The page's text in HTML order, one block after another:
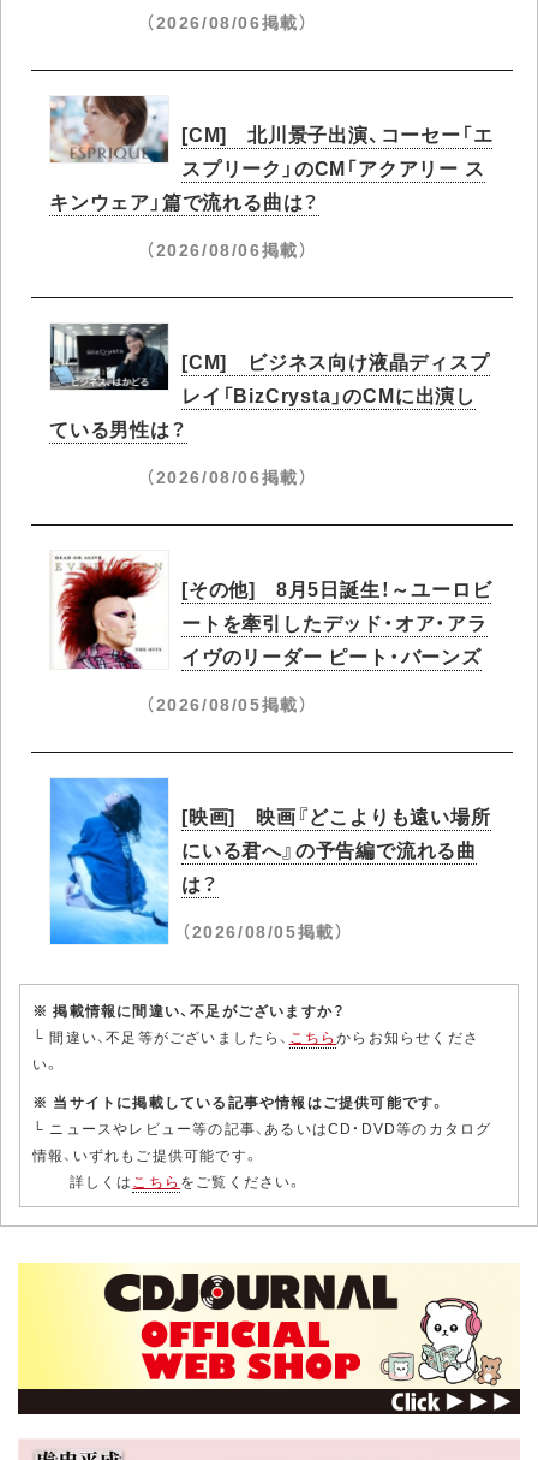
（2026/08/06掲載）
[CM] 北川景子出演、コーセー「エ
スプリーク」のCM「アクアリー ス
キンウェア」篇で流れる曲は？
（2026/08/06掲載）
[CM] ビジネス向け液晶ディスプ
レイ「BizCrysta」のCMに出演し
ている男性は？
（2026/08/06掲載）
[その他] 8月5日誕生！～ユーロビ
ートを牽引したデッド・オア・アラ
イヴのリーダー ピート・バーンズ
（2026/08/05掲載）
[映画] 映画『どこよりも遠い場所
にいる君へ』の予告編で流れる曲
は？
（2026/08/05掲載）
※ 掲載情報に間違い、不足がございますか？
└ 間違い、不足等がございましたら、 こちらからお知らせくださ
い。
※ 当サイトに掲載している記事や情報はご提供可能です。
└ ニュースやレビュー等の記事、あるいはCD・DVD等のカタログ
情報、いずれもご提供可能です。
詳しくはこちら をご覧ください。